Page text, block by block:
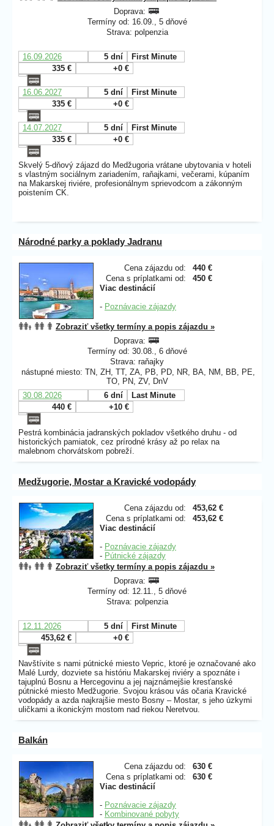
Doprava:
Termíny od: 16.09., 5 dňové
Strava: polpenzia
16.09.2026 5 dní
First Minute
335 €
+0 €
16.06.2027 5 dní
First Minute
335 €
+0 €
14.07.2027 5 dní
First Minute
335 €
+0 €
Skvelý 5-dňový zájazd do Medžugoria vrátane ubytovania v hoteli
s vlastným sociálnym zariadením, raňajkami, večerami, kúpaním
na Makarskej riviére, profesionálnym sprievodcom a zákonným
poistením CK.
Národné parky a poklady Jadranu
Cena zájazdu od:
440 €
Cena s príplatkami od:
450 €
Viac destinácií
- Poznávacie zájazdy
Zobraziť všetky termíny a popis zájazdu »
Doprava:
Termíny od: 30.08., 6 dňové
Strava: raňajky
nástupné miesto: TN, ZH, TT, ZA, PB, PD, NR, BA, NM, BB, PE,
TO, PN, ZV, DnV
30.08.2026
6 dní
Last Minute
440 €
+10 €
Pestrá kombinácia jadranských pokladov všetkého druhu - od
historických pamiatok, cez prírodné krásy až po relax na
malebnom chorvátskom pobreží.
Medžugorie, Mostar a Kravické vodopády
Cena zájazdu od:
453,62 €
Cena s príplatkami od:
453,62 €
Viac destinácií
- Poznávacie zájazdy
- Pútnické zájazdy
Zobraziť všetky termíny a popis zájazdu »
Doprava:
Termíny od: 12.11., 5 dňové
Strava: polpenzia
12.11.2026 5 dní
First Minute
453,62 €
+0 €
Navštívite s nami pútnické miesto Vepric, ktoré je označované ako
Malé Lurdy, dozviete sa históriu Makarskej riviéry a spoznáte i
tajuplnú Bosnu a Hercegovinu a jej najznámejšie kresťanské
pútnické miesto Medžugorie. Svojou krásou vás očaria Kravické
vodopády a azda najkrajšie mesto Bosny – Mostar, s jeho úzkymi
uličkami a ikonickým mostom nad riekou Neretvou.
Balkán
Cena zájazdu od:
630 €
Cena s príplatkami od:
630 €
Viac destinácií
- Poznávacie zájazdy
- Kombinované pobyty